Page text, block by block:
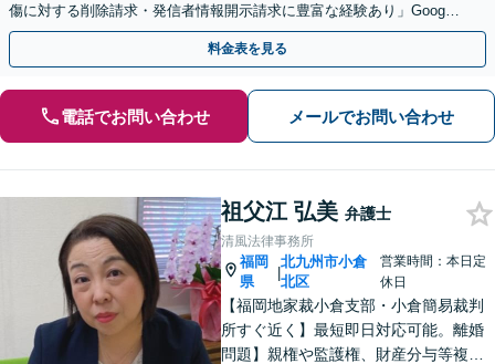
傷に対する削除請求・発信者情報開示請求に豊富な経験あり」Google
口コミの削除請求・賠償請求のご相談はお任せ
料金表を見る
電話でお問い合わせ メールでお問い合わせ
祖父江 弘美 弁護士
清風法律事務所
福岡
県
|
北九州市小倉
北区
営業時間：本日定
休日
【福岡地家裁小倉支部・小倉簡易裁判
所すぐ近く】最短即日対応可能。離婚
問題】親権や監護権、財産分与等複雑